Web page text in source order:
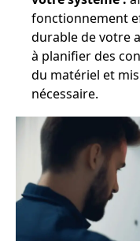
fonctionnement
durable de votre
à planifier des
du matériel et
nécessaire.